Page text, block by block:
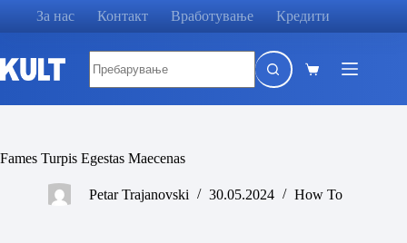
За нас Контакт Вработување Кредити
results
Shopping
Fames Turpis Egestas Maecenas
Petar Trajanovski 30.05.2024 How To